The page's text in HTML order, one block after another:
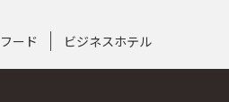
フード ビジネスホテル